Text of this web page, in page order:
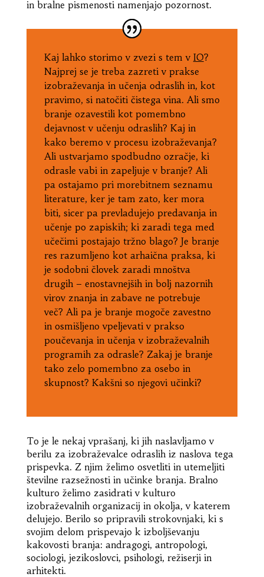
in bralne pismenosti namenjajo pozornost.
Kaj lahko storimo v zvezi s tem v IO?
Najprej se je treba zazreti v prakse
izobraževanja in učenja odraslih in, kot
pravimo, si natočiti čistega vina. Ali smo
branje ozavestili kot pomembno
dejavnost v učenju odraslih? Kaj in
kako beremo v procesu izobraževanja?
Ali ustvarjamo spodbudno ozračje, ki
odrasle vabi in zapeljuje v branje? Ali
pa ostajamo pri morebitnem seznamu
literature, ker je tam zato, ker mora
biti, sicer pa prevladujejo predavanja in
učenje po zapiskih; ki zaradi tega med
učečimi postajajo tržno blago? Je branje
res razumljeno kot arhaična praksa, ki
je sodobni človek zaradi mnoštva
drugih – enostavnejših in bolj nazornih
virov znanja in zabave ne potrebuje
več? Ali pa je branje mogoče zavestno
in osmišljeno vpeljevati v prakso
poučevanja in učenja v izobraževalnih
programih za odrasle? Zakaj je branje
tako zelo pomembno za osebo in
skupnost? Kakšni so njegovi učinki?
To je le nekaj vprašanj, ki jih naslavljamo v
berilu za izobraževalce odraslih iz naslova tega
prispevka. Z njim želimo osvetliti in utemeljiti
številne razsežnosti in učinke branja. Bralno
kulturo želimo zasidrati v kulturo
izobraževalnih organizacij in okolja, v katerem
delujejo. Berilo so pripravili strokovnjaki, ki s
svojim delom prispevajo k izboljševanju
kakovosti branja: andragogi, antropologi,
sociologi, jezikoslovci, psihologi, režiserji in
arhitekti.